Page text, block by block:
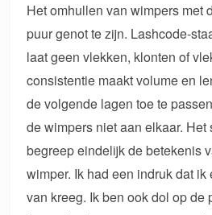
Het omhullen van wimpers met
puur genot te zijn. Lashcode-
laat geen vlekken, klonten of
consistentie maakt volume en
de volgende lagen toe te
de wimpers niet aan elkaar. Het
begreep eindelijk de betekenis
wimper. Ik had een indruk dat
van kreeg. Ik ben ook dol op de